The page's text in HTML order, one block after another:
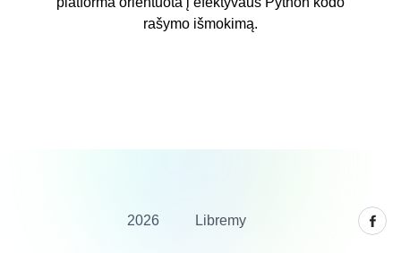
rašymo išmokimą.
2026 Libremy